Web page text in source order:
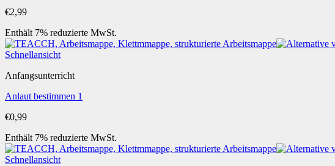
€2,99
Enthält 7% reduzierte MwSt.
Schnellansicht
Anfangsunterricht
Anlaut bestimmen 1
€0,99
Enthält 7% reduzierte MwSt.
Schnellansicht